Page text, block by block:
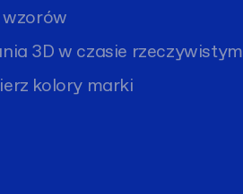
3D w czasie rzeczywistym
kolory marki